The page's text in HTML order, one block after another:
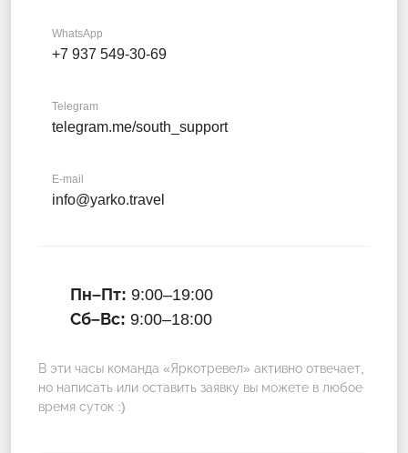
WhatsApp
+7 937 549-30-69
Telegram
telegram.me/south_support
E-mail
info@yarko.travel
Пн–Пт: 9:00–19:00
Сб–Вс: 9:00–18:00
В эти часы команда «Яркотревел» активно отвечает,
но написать или оставить заявку вы можете в любое
время суток :)